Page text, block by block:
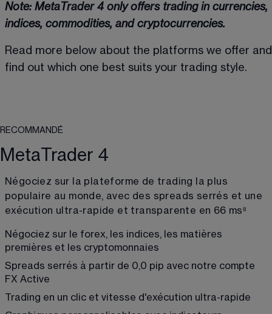
Note: MetaTrader 4 only offers trading in currencies,
indices, commodities, and cryptocurrencies.
Read more below about the platforms we offer
find out which one best suits your trading style.
RECOMMANDÉ
MetaTrader 4
Négociez sur la plateforme de trading la plus
populaire au monde, avec des spreads serrés et une
exécution ultra-rapide et transparente en 66 ms⁸
Négociez sur le forex, les indices, les matières
premières et les cryptomonnaies
Spreads serrés à partir de 0,0 pip avec notre compte
FX Active
Trading en un clic et vitesse d'exécution ultra-rapide